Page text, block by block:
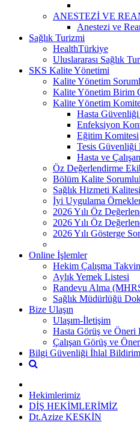
ANESTEZİ VE
Anestezi ve
Sağlık Turizmi
HealthTürkiye
Uluslararası Sağlık
SKS Kalite Yönetimi
Kalite Yönetim
Kalite Yönetim Birim
Kalite Yönetim
Hasta
Enfeksiyon
Eğitim Komitesi
Tesis Güvenliği
Hasta ve
Öz Değerlendirme
Bölüm Kalite
Sağlık Hizmeti
İyi Uygulama
2026 Yılı Öz
2026 Yılı Öz
2026 Yılı Gösterge
Online İşlemler
Hekim Çalışma
Aylık Yemek Listesi
Randevu Alma
Sağlık Müdürlüğü
Bize Ulaşın
Ulaşım-İletişim
Hasta Görüş ve Öneri
Çalışan Görüş ve
Bilgi Güvenliği İhlal
Hekimlerimiz
DİŞ HEKİMLERİMİZ
Dt.Azize KESKİN